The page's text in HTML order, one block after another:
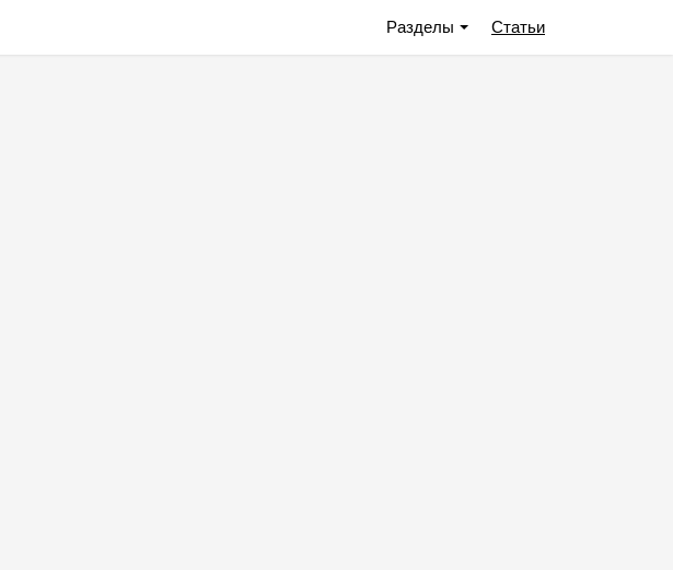
Разделы Статьи